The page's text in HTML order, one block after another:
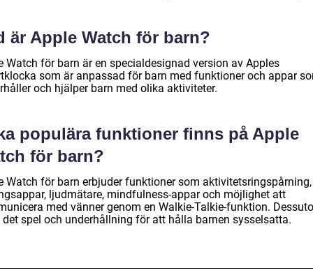
är Apple Watch för barn?
Watch för barn är en specialdesignad version av Apples
som är anpassad för barn med funktioner och appar
och hjälper barn med olika aktiviteter.
populära funktioner finns på Apple
för barn?
Watch för barn erbjuder funktioner som aktivitetsringspårning,
ljudmätare, mindfulness-appar och möjlighet att
med vänner genom en Walkie-Talkie-funktion.
spel och underhållning för att hålla barnen sysselsatta.